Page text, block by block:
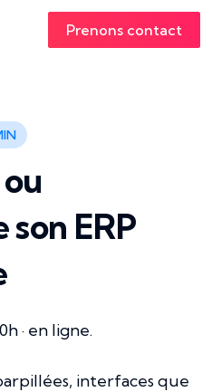
Prenons contact
ERP
· en ligne.
interfaces que